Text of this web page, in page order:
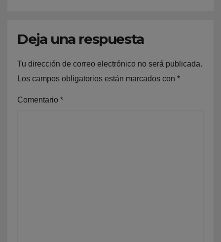
Deja una respuesta
Tu dirección de correo electrónico no será publicada.
Los campos obligatorios están marcados con *
Comentario *